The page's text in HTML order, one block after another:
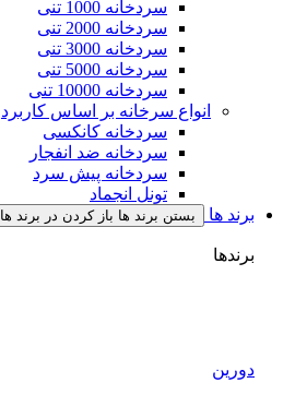
سردخانه 1000 تنی
سردخانه 2000 تنی
سردخانه 3000 تنی
سردخانه 5000 تنی
سردخانه 10000 تنی
انواع سرخانه بر اساس کاربرد
سردخانه کانکسی
سردخانه ضد انفجار
سردخانه پیش سرد
تونل انجماد
برند ها
بستن برند ها باز کردن در برند ها
برندها
دورین